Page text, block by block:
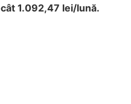
1.092,47 lei/lună.